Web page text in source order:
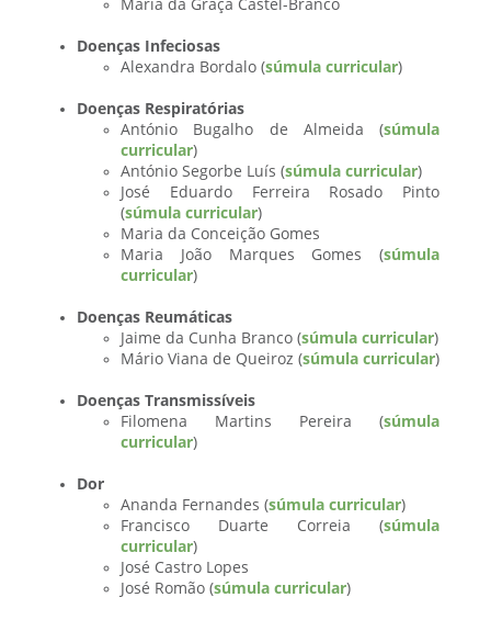
Maria da Graça Castel-Branco
Doenças Infeciosas
Alexandra Bordalo (súmula curricular)
Doenças Respiratórias
António Bugalho de Almeida (súmula
curricular)
António Segorbe Luís (súmula curricular)
José Eduardo Ferreira Rosado Pinto
(súmula curricular)
Maria da Conceição Gomes
Maria João Marques Gomes (súmula
curricular)
Doenças Reumáticas
Jaime da Cunha Branco (súmula curricular)
Mário Viana de Queiroz (súmula curricular)
Doenças Transmissíveis
Filomena Martins Pereira (súmula
curricular)
Dor
Ananda Fernandes (súmula curricular)
Francisco Duarte Correia (súmula
curricular)
José Castro Lopes
José Romão (súmula curricular)